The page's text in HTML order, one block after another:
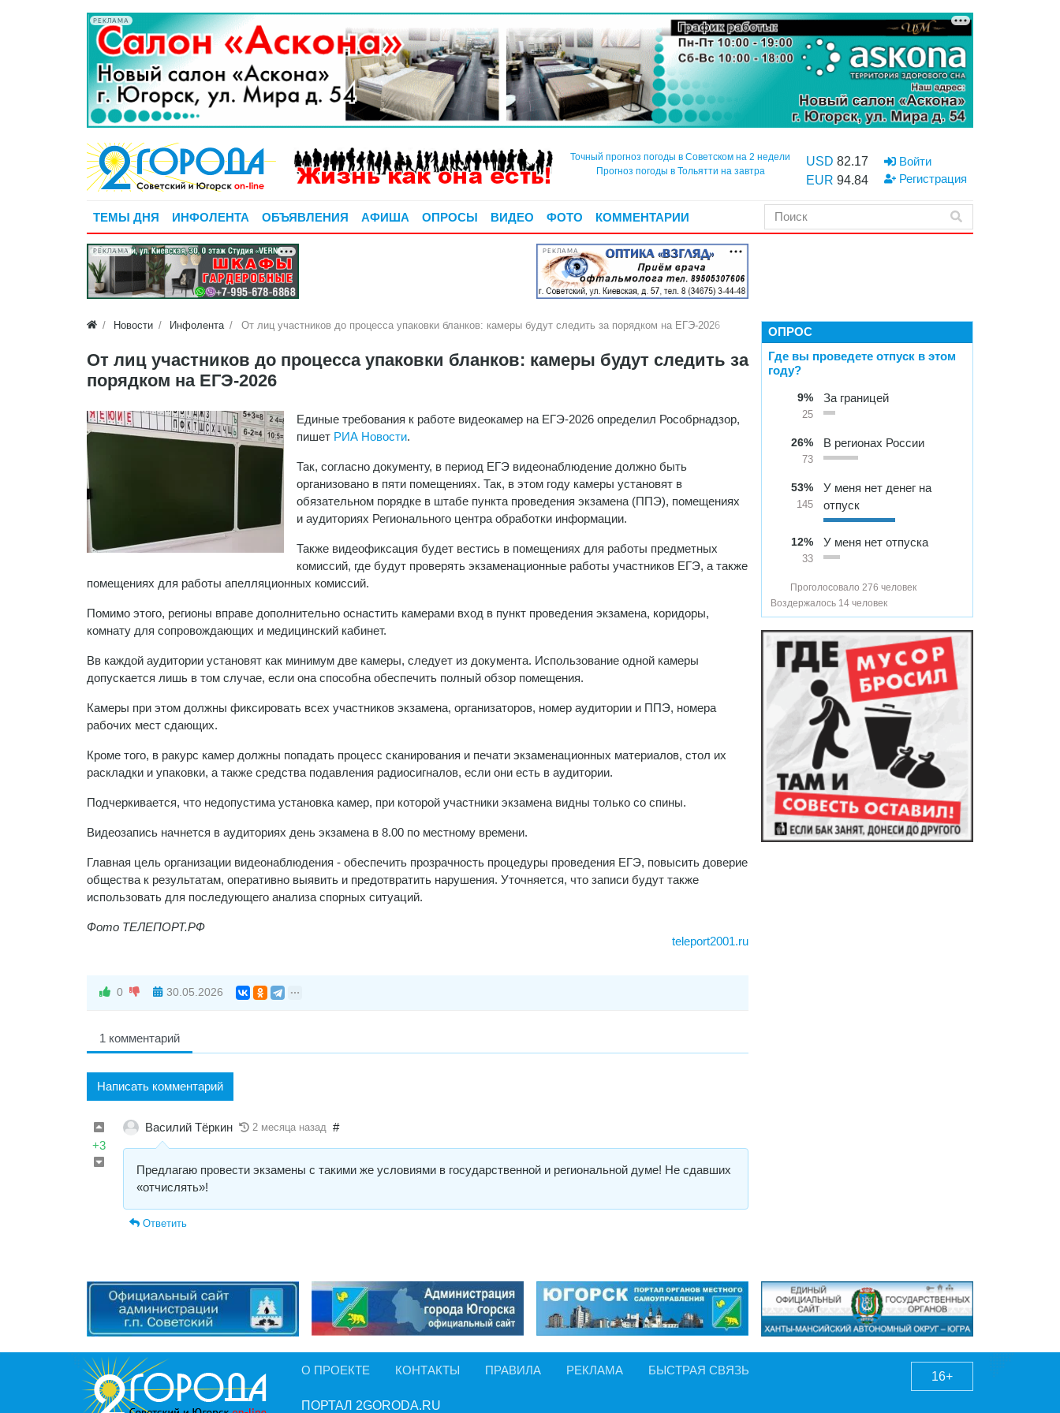
РЕКЛАМА
Точный прогноз погоды в Советском на 2 недели
Прогноз погоды в Тольятти на завтра
USD 82.17
EUR 94.84
Войти
Регистрация
ТЕМЫ ДНЯ ИНФОЛЕНТА ОБЪЯВЛЕНИЯ АФИША ОПРОСЫ ВИДЕО ФОТО КОММЕНТАРИИ
РЕКЛАМА РЕКЛАМА
Новости Инфолента От лиц участников до процесса упаковки бланков: камеры будут следить за порядком на ЕГЭ-2026
От лиц участников до процесса упаковки бланков: камеры будут следить за
порядком на ЕГЭ-2026
Единые требования к работе видеокамер на ЕГЭ-2026 определил Рособрнадзор,
пишет РИА Новости.
Так, согласно документу, в период ЕГЭ видеонаблюдение должно быть
организовано в пяти помещениях. Так, в этом году камеры установят в
обязательном порядке в штабе пункта проведения экзамена (ППЭ), помещениях
и аудиториях Регионального центра обработки информации.
Также видеофиксация будет вестись в помещениях для работы предметных
комиссий, где будут проверять экзаменационные работы участников ЕГЭ, а также
помещениях для работы апелляционных комиссий.
Помимо этого, регионы вправе дополнительно оснастить камерами вход в пункт проведения экзамена, коридоры,
комнату для сопровождающих и медицинский кабинет.
Вв каждой аудитории установят как минимум две камеры, следует из документа. Использование одной камеры
допускается лишь в том случае, если она способна обеспечить полный обзор помещения.
Камеры при этом должны фиксировать всех участников экзамена, организаторов, номер аудитории и ППЭ, номера
рабочих мест сдающих.
Кроме того, в ракурс камер должны попадать процесс сканирования и печати экзаменационных материалов, стол их
раскладки и упаковки, а также средства подавления радиосигналов, если они есть в аудитории.
Подчеркивается, что недопустима установка камер, при которой участники экзамена видны только со спины.
Видеозапись начнется в аудиториях день экзамена в 8.00 по местному времени.
Главная цель организации видеонаблюдения - обеспечить прозрачность процедуры проведения ЕГЭ, повысить доверие
общества к результатам, оперативно выявить и предотвратить нарушения. Уточняется, что записи будут также
использовать для последующего анализа спорных ситуаций.
Фото ТЕЛЕПОРТ.РФ
teleport2001.ru
0 30.05.2026
1 комментарий
Написать комментарий
+3
Василий Тёркин 2 месяца назад #
Предлагаю провести экзамены с такими же условиями в государственной и региональной думе! Не сдавших
«отчислять»!
Ответить
ОПРОС
Где вы проведете отпуск в этом
году?
9%
25
За границей
26%
73
В регионах России
53%
145
У меня нет денег на
отпуск
12%
33
У меня нет отпуска
Проголосовало 276 человек
Воздержалось 14 человек
О ПРОЕКТЕ КОНТАКТЫ ПРАВИЛА РЕКЛАМА БЫСТРАЯ СВЯЗЬ
ПОРТАЛ 2GORODA.RU
16+